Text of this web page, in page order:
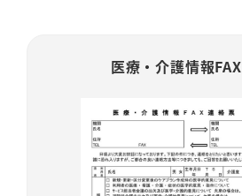
医療・介護情報